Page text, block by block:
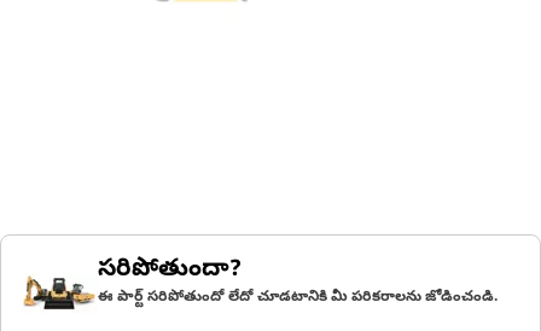
సరిపోతుందా?
ఈ పార్ట్ సరిపోతుందో లేదో చూడటానికి మీ పరికరాలను జోడించండి.